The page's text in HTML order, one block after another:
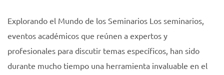
Explorando el Mundo de los Seminarios Los seminarios,
eventos académicos que reúnen a expertos y
profesionales para discutir temas específicos, han sido
durante mucho tiempo una herramienta invaluable en el